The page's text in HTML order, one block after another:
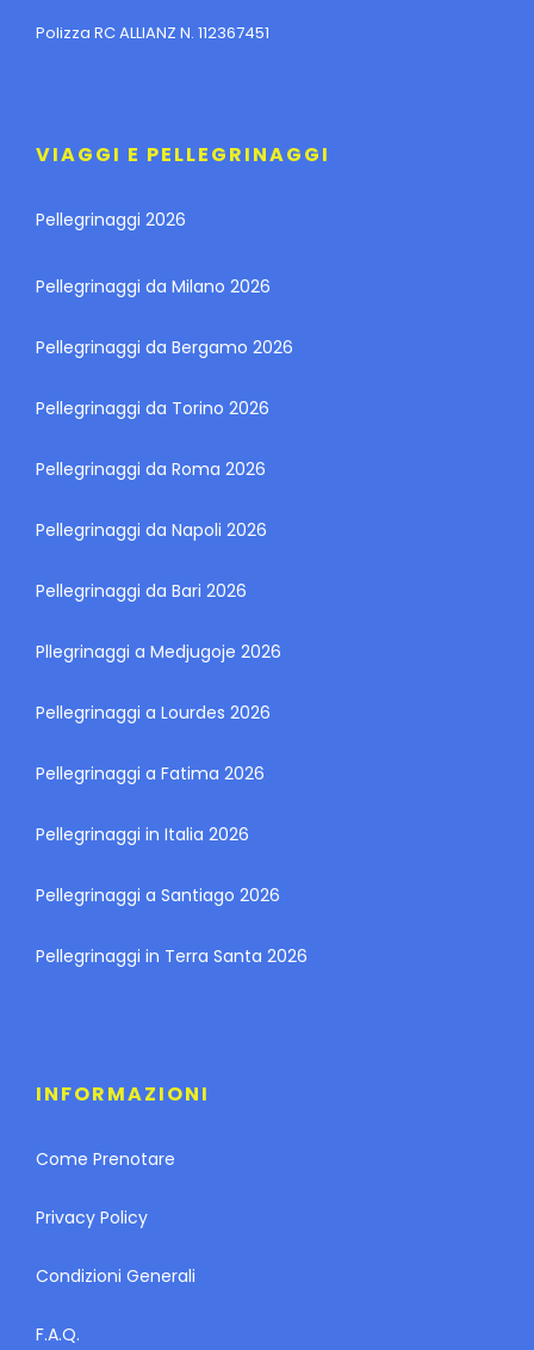
Polizza RC ALLIANZ N. 112367451
VIAGGI E PELLEGRINAGGI
Pellegrinaggi 2026
Pellegrinaggi da Milano 2026
Pellegrinaggi da Bergamo 2026
Pellegrinaggi da Torino 2026
Pellegrinaggi da Roma 2026
Pellegrinaggi da Napoli 2026
Pellegrinaggi da Bari 2026
Pllegrinaggi a Medjugoje 2026
Pellegrinaggi a Lourdes 2026
Pellegrinaggi a Fatima 2026
Pellegrinaggi in Italia 2026
Pellegrinaggi a Santiago 2026
Pellegrinaggi in Terra Santa 2026
INFORMAZIONI
Come Prenotare
Privacy Policy
Condizioni Generali
F.A.Q.